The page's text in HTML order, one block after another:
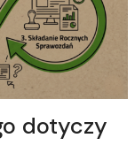
dotyczy